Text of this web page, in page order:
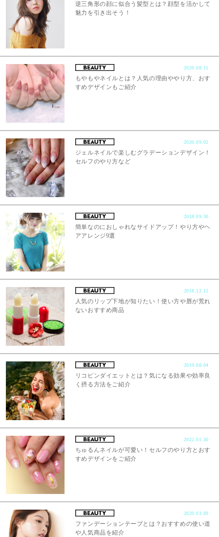
逆三角形の顔に似合う髪型とは？顔型を活かして
魅力を引き出そう！
2020.08.11
もやもやネイルとは？人気の理由ややり方、おす
すめデザインもご紹介
2020.09.02
ジェルネイルで楽しむグラデーションデザイン！
セルフのやり方など
2018.09.30
簡単なのにおしゃれなサイドアップ！やり方やヘ
アアレンジ9選
2018.12.12
人気のリップ下地が知りたい！使い方や唇が荒れ
ないおすすめ商品
2019.08.04
リコピンダイエットとは？気になる効果や効率良
く摂る方法をご紹介
2022.01.30
ちゅるんネイルが可愛い！セルフのやり方とおす
すめデザインをご紹介
2020.03.09
ファンデーションテープとは？おすすめの使い道
や人気商品を紹介